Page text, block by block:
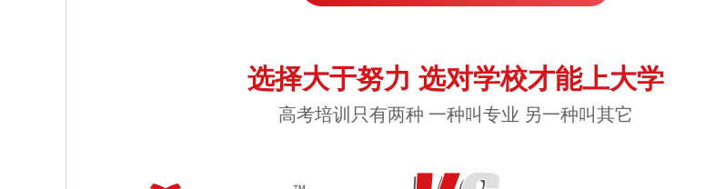
选择大于努力 选对学校才能上大学
高考培训只有两种 一种叫专业 另一种叫其它